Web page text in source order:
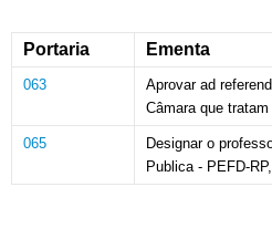
Portaria Ementa
063
Aprovar ad
Câmara que tratam
065 Designar o
Publica - PEFD-